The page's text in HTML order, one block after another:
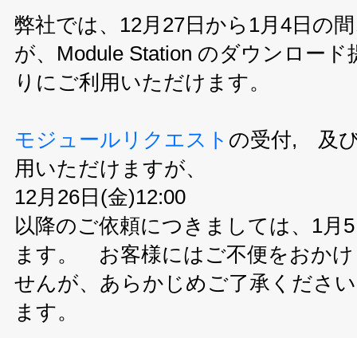
弊社では、12月27日から1月4日の
が、Module Station のダウンロー
りにご利用いただけます。
モジュールリクエスト の受付, 及
用いただけますが、
12月26日(金)12:00
以降のご依頼につきましては、1月
ます。 お客様にはご不便をおか
せんが、あらかじめご了承くださ
ます。